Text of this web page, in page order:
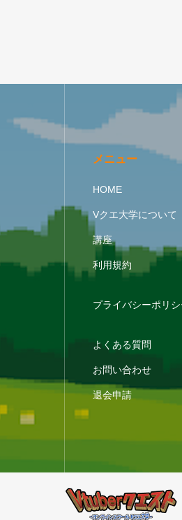
メニュー
HOME
Vクエ大学について
講座
利用規約
プライバシーポリシ
よくある質問
お問い合わせ
退会申請